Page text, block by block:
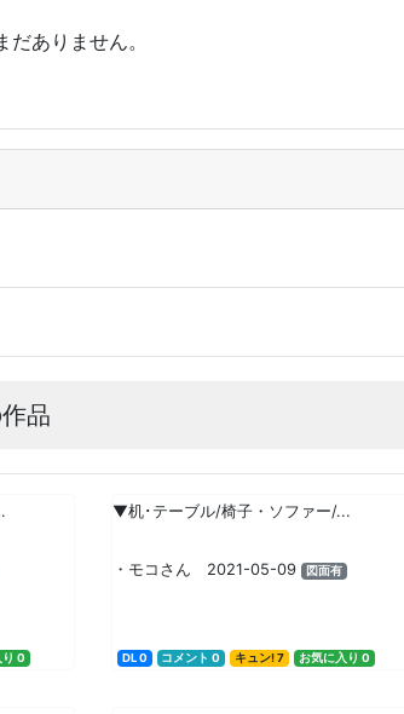
ありません。
品
り 0
▼机･テーブル/椅子・ソファー/...
・モコさん 2021-05-09 図面有
DL 0 コメント 0 キュン! 7 お気に入り 0